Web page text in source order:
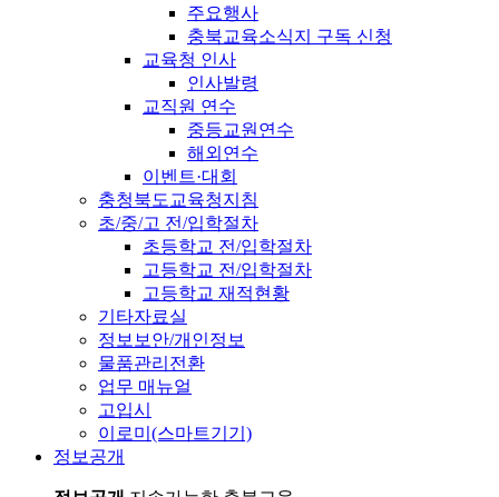
주요행사
충북교육소식지 구독 신청
교육청 인사
인사발령
교직원 연수
중등교원연수
해외연수
이벤트·대회
충청북도교육청지침
초/중/고 전/입학절차
초등학교 전/입학절차
고등학교 전/입학절차
고등학교 재적현황
기타자료실
정보보안/개인정보
물품관리전환
업무 매뉴얼
고입시
이로미(스마트기기)
정보공개